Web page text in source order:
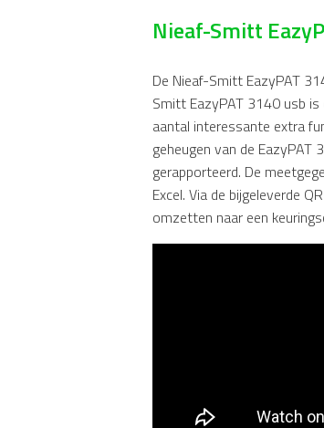
Nieaf-Smitt
De Nieaf-Smitt EazyPAT
Smitt EazyPAT 3140 usb
aantal interessante extra
geheugen van de
gerapporteerd. De
Excel. Via de bijgeleverde
omzetten naar een